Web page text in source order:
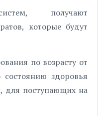
получают
которые будут
по возрасту от
здоровья
для поступающих на